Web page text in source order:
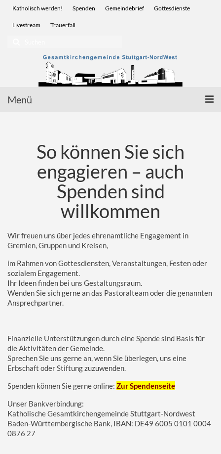
Katholisch werden! Spenden Gemeindebrief Gottesdienste
Livestream Trauerfall
Menü
Glauben | Sakramente
Wir für Sie | Service
Menschen | Leben
Vor Ort | Gemeinden
So können Sie sich
engagieren – auch
Spenden sind
willkommen
Wir freuen uns über jedes ehrenamtliche Engagement in
Gremien, Gruppen und Kreisen,
im Rahmen von Gottesdiensten, Veranstaltungen, Festen oder
sozialem Engagement.
Ihr Ideen finden bei uns Gestaltungsraum.
Wenden Sie sich gerne an das Pastoralteam oder die genannten
Ansprechpartner.
Finanzielle Unterstützungen durch eine Spende sind Basis für
die Aktivitäten der Gemeinde.
Sprechen Sie uns gerne an, wenn Sie überlegen, uns eine
Erbschaft oder Stiftung zuzuwenden.
Spenden können Sie gerne online: Zur Spendenseite
Unser Bankverbindung:
Katholische Gesamtkirchengemeinde Stuttgart-Nordwest
Baden-Württembergische Bank, IBAN: DE49 6005 0101 0004
0876 27